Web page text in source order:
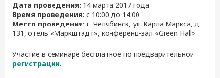
Дата проведения: 14 марта 2017 года
Время проведения: с 10:00 до 14:00
Место проведения: г. Челябинск, ул. Карла Маркса, д.
131, отель «Маркштадт», конференц-зал «Green Hall»
Участие в семинаре бесплатное по предварительной
регистрации.